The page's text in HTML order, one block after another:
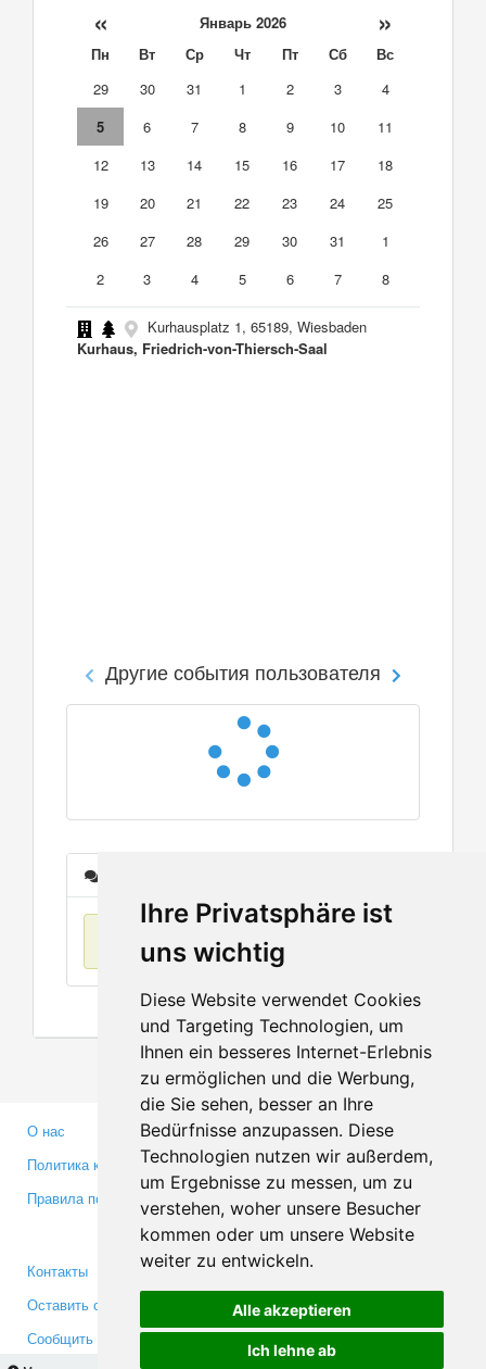
Ihre Privatsphäre ist
uns wichtig
Diese Website verwendet Cookies
und Targeting Technologien, um
Ihnen ein besseres Internet-Erlebnis
zu ermöglichen und die Werbung,
die Sie sehen, besser an Ihre
Bedürfnisse anzupassen. Diese
Technologien nutzen wir außerdem,
um Ergebnisse zu messen, um zu
verstehen, woher unsere Besucher
kommen oder um unsere Website
weiter zu entwickeln.
Alle akzeptieren
Ich lehne ab
« Январь 2026 »
Пн Вт Ср Чт Пт Сб
Вс
29
30 31 1 2 3
4
5
6 7 8 9 10
11
12
13 14 15 16 17
18
19
20 21 22 23 24
25
26
27 28 29 30 31
1
2
3 4 5 6 7 8
Kurhausplatz 1, 65189, Wiesbaden
Kurhaus, Friedrich-von-Thiersch-Saal
Другие события пользователя
О нас
Политика конфиденциальности
Правила пользования
Партнерам
Инвесторам
Медиа
Контакты
Оставить отзыв
Сообщить об ошибке
Facebook
Twitter
YouTube